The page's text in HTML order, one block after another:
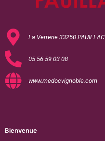
La Verrerie 33250 PAUILLAC
05 56 59 03 08
www.medocvignoble.com
Bienvenue